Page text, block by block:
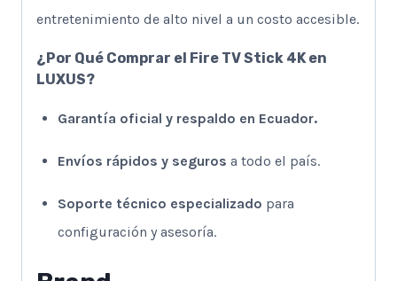
entretenimiento de alto nivel a un costo accesible.
¿Por Qué Comprar el Fire TV Stick 4K en
LUXUS?
Garantía oficial y respaldo en Ecuador.
Envíos rápidos y seguros a todo el país.
Soporte técnico especializado para
configuración y asesoría.